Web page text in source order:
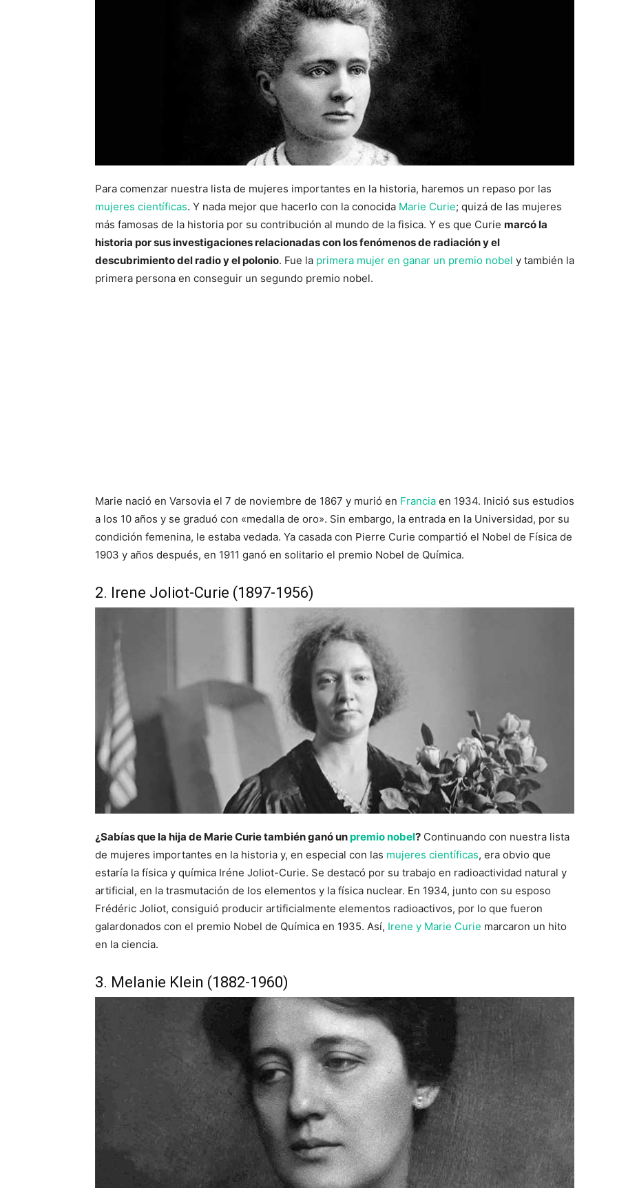
Para comenzar nuestra lista de mujeres importantes en la historia, haremos un repaso por las
mujeres científicas. Y nada mejor que hacerlo con la conocida Marie Curie; quizá de las mujeres
más famosas de la historia por su contribución al mundo de la fisica. Y es que Curie marcó la
historia por sus investigaciones relacionadas con los fenómenos de radiación y el
descubrimiento del radio y el polonio. Fue la primera mujer en ganar un premio nobel y también la
primera persona en conseguir un segundo premio nobel.
Marie nació en Varsovia el 7 de noviembre de 1867 y murió en Francia en 1934. Inició sus estudios
a los 10 años y se graduó con «medalla de oro». Sin embargo, la entrada en la Universidad, por su
condición femenina, le estaba vedada. Ya casada con Pierre Curie compartió el Nobel de Física de
1903 y años después, en 1911 ganó en solitario el premio Nobel de Química.
2. Irene Joliot-Curie (1897-1956)
¿Sabías que la hija de Marie Curie también ganó unpremio nobel? Continuando con nuestra lista
de mujeres importantes en la historia y, en especial con las mujeres científicas, era obvio que
estaría la física y química Iréne Joliot-Curie. Se destacó por su trabajo en radioactividad natural y
artificial, en la trasmutación de los elementos y la física nuclear. En 1934, junto con su esposo
Frédéric Joliot, consiguió producir artificialmente elementos radioactivos, por lo que fueron
galardonados con el premio Nobel de Química en 1935. Así, Irene y Marie Curie marcaron un hito
en la ciencia.
3. Melanie Klein (1882-1960)